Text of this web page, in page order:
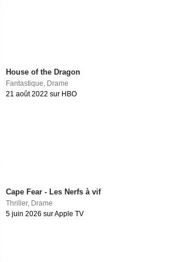
House of the Dragon
Fantastique, Drame
21 août 2022 sur HBO
Cape Fear - Les Nerfs à vif
Thriller, Drame
5 juin 2026 sur Apple TV